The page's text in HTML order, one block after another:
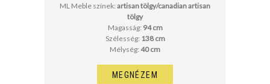
ML Meble színek: artisan tölgy/canadian artisan
tölgy
Magasság: 94 cm
Szélesség: 138 cm
Mélység: 40 cm
MEGNÉZEM